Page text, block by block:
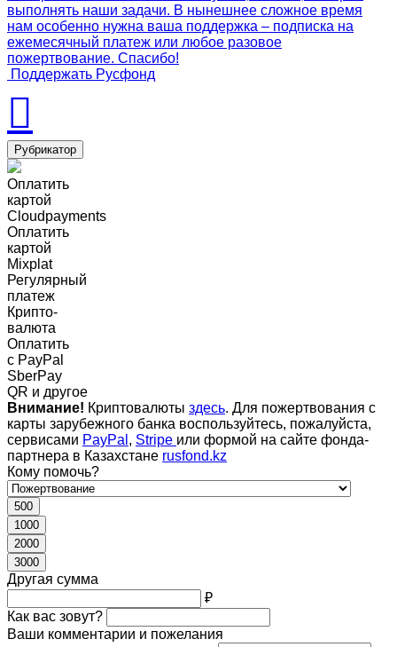
выполнять наши задачи. В нынешнее сложное время
нам особенно нужна ваша поддержка – подписка на
ежемесячный платеж или любое разовое
пожертвование. Спасибо!
Поддержать Русфонд
Рубрикатор
Оплатить
картой
Cloudpayments
Оплатить
картой
Mixplat
Регулярный
платеж
Крипто-
валюта
Оплатить
c PayPal
SberPay
QR и другое
Внимание! Криптовалюты здесь. Для пожертвования с
карты зарубежного банка воспользуйтесь, пожалуйста,
сервисами PayPal , Stripe или формой на сайте фонда-
партнера в Казахстане rusfond.kz
Кому помочь?
500
1000
2000
3000
Другая сумма
₽
Как вас зовут?
Ваши комментарии и пожелания